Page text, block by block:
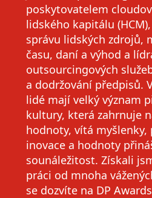
poskytovatelem
lidského kapitálu
správu lidských zdrojů,
času, daní a výhod a
outsourcingových
a dodržování předpisů.
lidé mají velký význam
kultury, která zahrnuje
hodnoty, vítá myšlenky,
inovace a hodnoty
sounáležitost. Získali
práci od mnoha
se dozvíte na DP